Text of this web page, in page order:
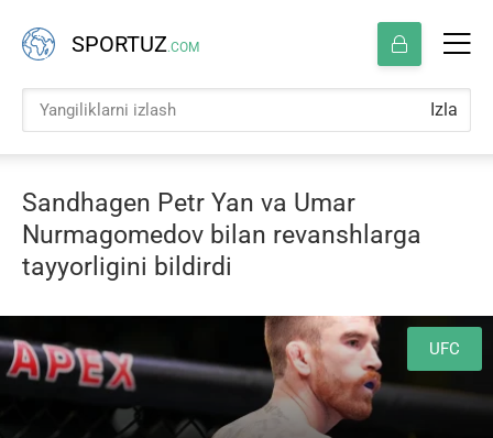
SPORTUZ.COM
Izla
Sandhagen Petr Yan va Umar
Nurmagomedov bilan revanshlarga
tayyorligini bildirdi
UFC